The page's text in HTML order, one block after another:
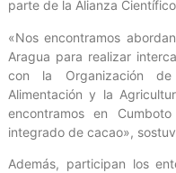
parte de la Alianza
«Nos encontramos
Aragua para realizar
con la Organización
Alimentación y la
encontramos en
integrado de cacao»,
Además, participan los